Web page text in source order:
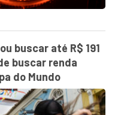
buscar até R$ 191
buscar renda
do Mundo